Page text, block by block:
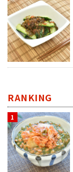
RANKING
1